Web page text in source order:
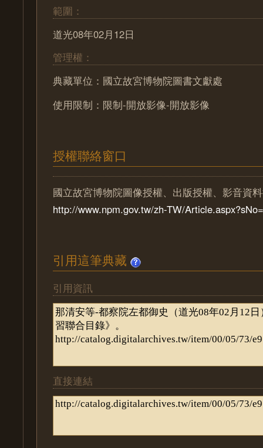
範圍：
道光08年02月12日
管理權：
典藏單位：國立故宮博物院圖書文獻處
使用限制：限制-開放影像-開放影像
授權聯絡窗口
國立故宮博物院圖像授權、出版授權、影音資
http://www.npm.gov.tw/zh-TW/
引用這筆典藏
引用資訊
直接連結